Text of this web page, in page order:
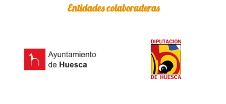
Entidades colaboradoras